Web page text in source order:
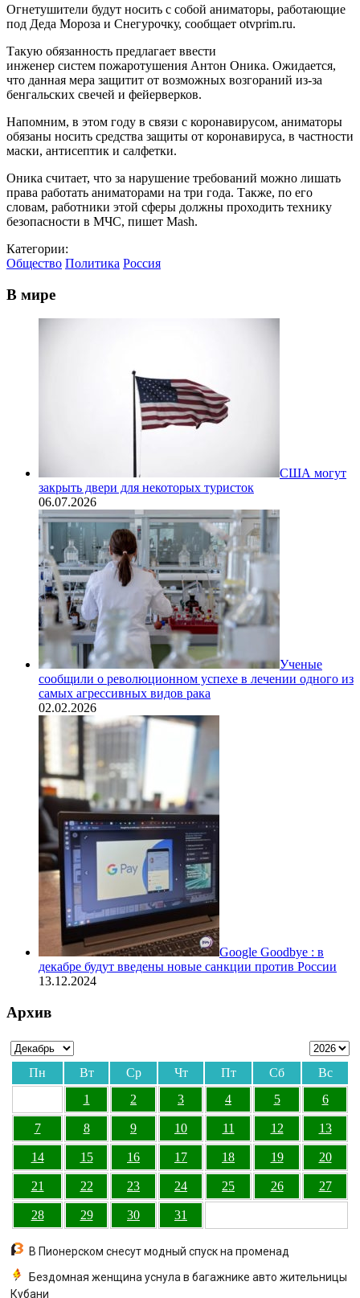
Огнетушители будут носить с собой аниматоры, работающие
под Деда Мороза и Снегурочку, сообщает otvprim.ru.
Такую обязанность предлагает ввести
инженер систем пожаротушения Антон Оника. Ожидается,
что данная мера защитит от возможных возгораний из-за
бенгальских свечей и фейерверков.
Напомним, в этом году в связи с коронавирусом, аниматоры
обязаны носить средства защиты от коронавируса, в частности
маски, антисептик и салфетки.
Оника считает, что за нарушение требований можно лишать
права работать аниматорами на три года. Также, по его
словам, работники этой сферы должны проходить технику
безопасности в МЧС, пишет Mash.
Категории:
Общество Политика Россия
В мире
США могут
закрыть двери для некоторых туристок
06.07.2026
Ученые
сообщили о революционном успехе в лечении одного из
самых агрессивных видов рака
02.02.2026
Google Goodbye : в
декабре будут введены новые санкции против России
13.12.2024
Архив
Пн Вт Ср Чт Пт Сб
Вс
1
2 3 4 5 6
7 8 9 10 11 12 13
14 15 16 17 18 19 20
21 22 23 24 25 26 27
28 29 30 31
В Пионерском снесут модный спуск на променад
Бездомная женщина уснула в багажнике авто жительницы
Кубани